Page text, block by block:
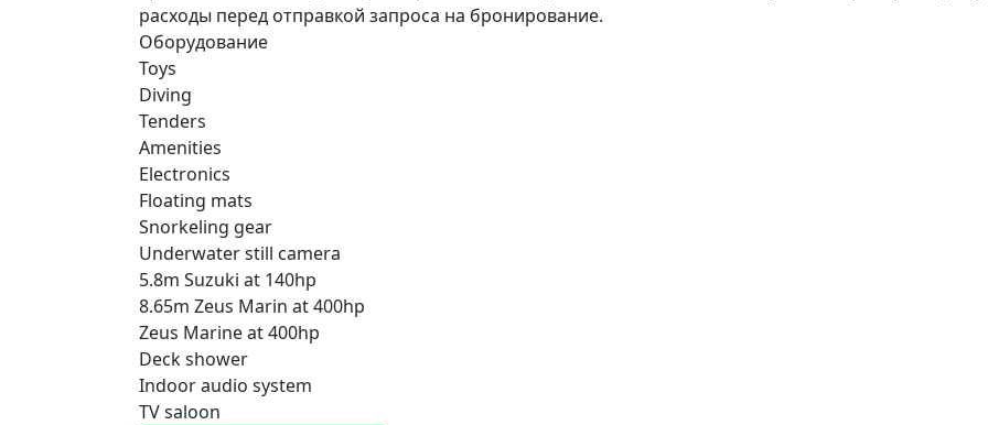
расходы перед отправкой запроса на бронирование.
Оборудование
Toys
Diving
Tenders
Amenities
Electronics
Floating mats
Snorkeling gear
Underwater still camera
5.8m Suzuki at 140hp
8.65m Zeus Marin at 400hp
Zeus Marine at 400hp
Deck shower
Indoor audio system
TV saloon